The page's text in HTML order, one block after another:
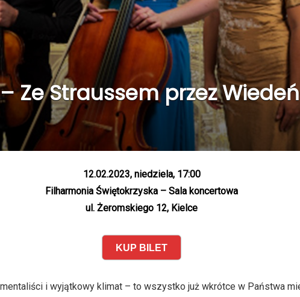
Ze Straussem przez Wiedeń
12.02.2023, niedziela, 17:00
Filharmonia Świętokrzyska – Sala koncertowa
ul. Żeromskiego 12, Kielce
KUP BILET
i wyjątkowy klimat – to wszystko już wkrótce w Państwa